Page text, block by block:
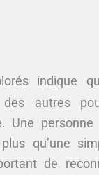
indique
des autres
Une
qu’une
de